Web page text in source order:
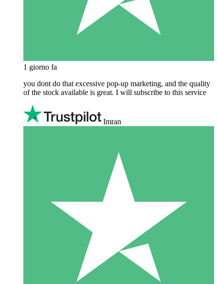
1 giorno fa
you dont do that excessive pop-up marketing, and the quality
of the stock available is great. I will subscribe to this service
Imran